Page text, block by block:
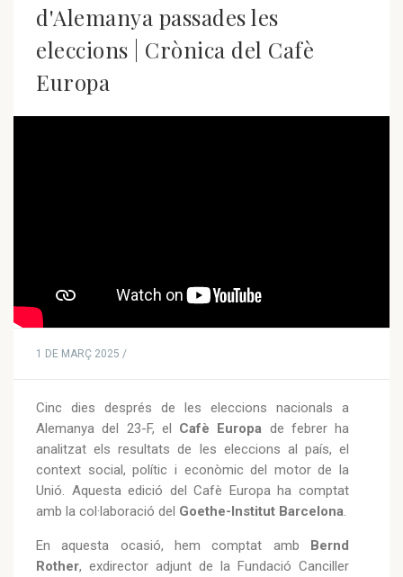
d'Alemanya passades les
eleccions | Crònica del Cafè
Europa
1 DE MARÇ 2025 /
Cinc dies després de les eleccions nacionals a
Alemanya del 23-F, el Cafè Europa de febrer ha
analitzat els resultats de les eleccions al país, el
context social, polític i econòmic del motor de la
Unió. Aquesta edició del Cafè Europa ha comptat
amb la col·laboració del Goethe-Institut Barcelona.
En aquesta ocasió, hem comptat amb Bernd
Rother, exdirector adjunt de la Fundació Canciller